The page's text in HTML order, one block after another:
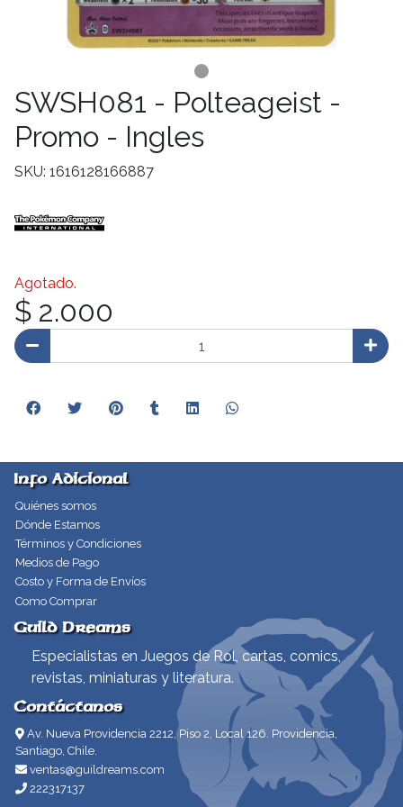
SWSH081 - Polteageist -
Promo - Ingles
SKU: 1616128166887
Agotado.
$ 2.000
Info Adicional
Quiénes somos
Dónde Estamos
Términos y Condiciones
Medios de Pago
Costo y Forma de Envíos
Como Comprar
Guild Dreams
Especialistas en Juegos de Rol, cartas, comics,
revistas, miniaturas y literatura.
Contáctanos
Av. Nueva Providencia 2212, Piso 2, Local 126. Providencia,
Santiago, Chile.
ventas@guildreams.com
222317137